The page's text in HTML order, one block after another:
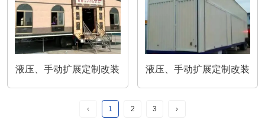
液压、手动扩展定制改装 液压、手动扩展定制改装
‹ 1 2 3 ›